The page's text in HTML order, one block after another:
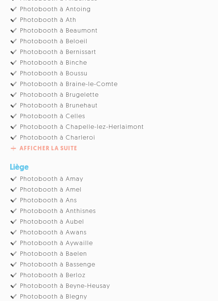
Photobooth à Antoing
Photobooth à Ath
Photobooth à Beaumont
Photobooth à Beloeil
Photobooth à Bernissart
Photobooth à Binche
Photobooth à Boussu
Photobooth à Braine-le-Comte
Photobooth à Brugelette
Photobooth à Brunehaut
Photobooth à Celles
Photobooth à Chapelle-lez-Herlaimont
Photobooth à Charleroi
AFFICHER LA SUITE
Liège
Photobooth à Amay
Photobooth à Amel
Photobooth à Ans
Photobooth à Anthisnes
Photobooth à Aubel
Photobooth à Awans
Photobooth à Aywaille
Photobooth à Baelen
Photobooth à Bassenge
Photobooth à Berloz
Photobooth à Beyne-Heusay
Photobooth à Blegny